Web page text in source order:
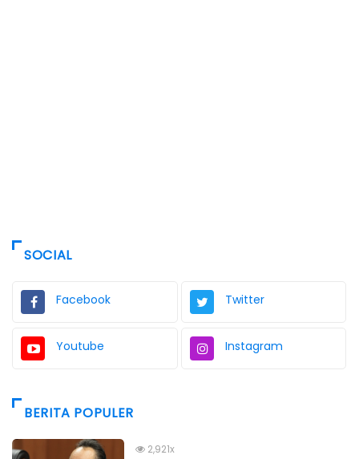
SOCIAL
Facebook Twitter
Youtube Instagram
BERITA POPULER
2,921x